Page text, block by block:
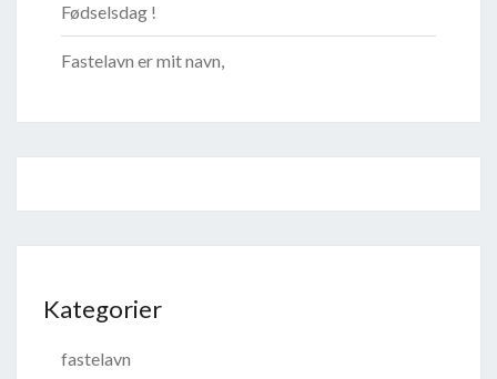
Fødselsdag !
Fastelavn er mit navn,
Kategorier
fastelavn